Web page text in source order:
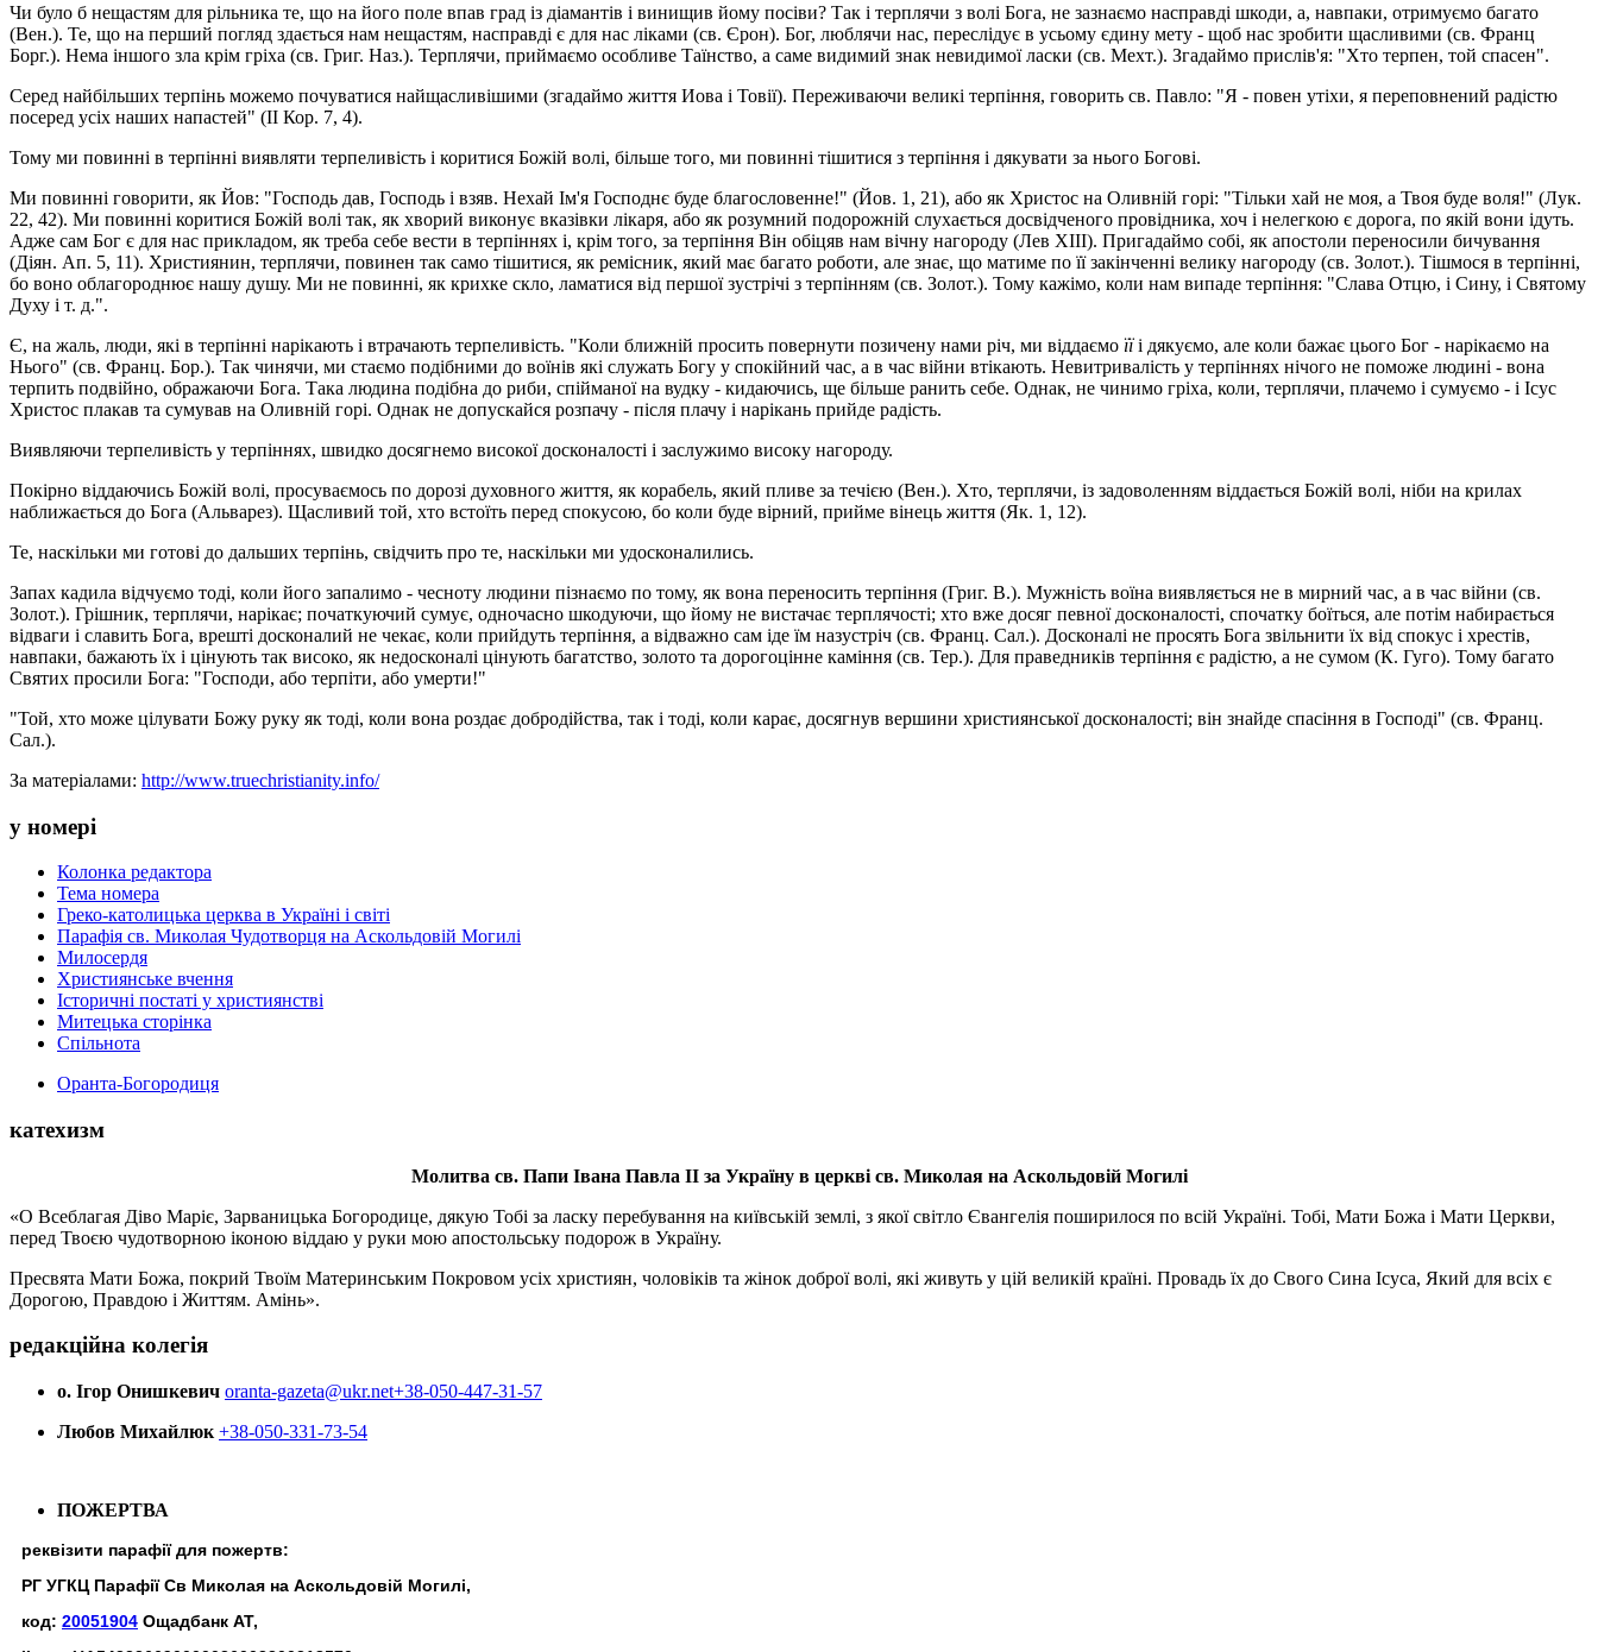
Чи було б нещастям для рільника те, що на його поле впав град із діамантів і винищив йому посіви? Так і терплячи з волі Бога, не зазнаємо насправді шкоди, а, навпаки, отримуємо багато
(Вен.). Те, що на перший погляд здається нам нещастям, насправді є для нас ліками (св. Єрон). Бог, люблячи нас, переслідує в усьому єдину мету - щоб нас зробити щасливими (св. Франц
Борг.). Нема іншого зла крім гріха (св. Григ. Наз.). Терплячи, приймаємо особливе Таїнство, а саме видимий знак невидимої ласки (св. Мехт.). Згадаймо прислів'я: "Хто терпен, той спасен".
Серед найбільших терпінь можемо почуватися найщасливішими (згадаймо життя Иова і Товії). Переживаючи великі терпіння, говорить св. Павло: "Я - повен утіхи, я переповнений радістю
посеред усіх наших напастей" (II Кор. 7, 4).
Тому ми повинні в терпінні виявляти терпеливість і коритися Божій волі, більше того, ми повинні тішитися з терпіння і дякувати за нього Богові.
Ми повинні говорити, як Йов: "Господь дав, Господь і взяв. Нехай Ім'я Господнє буде благословенне!" (Йов. 1, 21), або як Христос на Оливній горі: "Тільки хай не моя, а Твоя буде воля!" (Лук.
22, 42). Ми повинні коритися Божій волі так, як хворий виконує вказівки лікаря, або як розумний подо­рожній слухається досвідченого провідника, хоч і нелегкою є дорога, по якій вони ідуть.
Адже сам Бог є для нас прикладом, як треба себе вести в терпіннях і, крім того, за терпіння Він обіцяв нам вічну нагороду (Лев XIII). Пригадаймо собі, як апостоли переносили бичування
(Діян. Ап. 5, 11). Християнин, терплячи, повинен так само тішитися, як ремісник, який має багато роботи, але знає, що матиме по її закінченні велику нагороду (св. Золот.). Тішмося в терпінні,
бо воно облагороднює нашу душу. Ми не повинні, як крихке скло, ламатися від першої зустрічі з терпінням (св. Золот.). Тому кажімо, коли нам випаде терпіння: "Слава Отцю, і Сину, і Святому
Духу і т. д.".
Є, на жаль, люди, які в терпінні нарікають і втрачають терпеливість. "Коли ближній просить повернути позичену нами річ, ми віддаємо їїі дякуємо, але коли бажає цього Бог - нарікаємо на
Нього" (св. Франц. Бор.). Так чинячи, ми стаємо подібними до воїнів які служать Богу у спокійний час, а в час війни втікають. Невитривалість у терпіннях нічого не поможе людині - вона
терпить подвійно, ображаючи Бога. Така людина подібна до риби, спійманої на вудку - кидаючись, ще більше ранить себе. Однак, не чинимо гріха, коли, терплячи, плачемо і сумуємо - і Ісус
Христос плакав та сумував на Оливній горі. Однак не допускайся розпачу - після плачу і нарікань прийде радість.
Виявляючи терпеливість у терпіннях, швидко досягнемо високої досконалості і заслужимо високу нагороду.
Покірно віддаючись Божій волі, просуваємось по дорозі духовного життя, як корабель, який пливе за течією (Вен.). Хто, терплячи, із задоволенням віддається Божій волі, ніби на крилах
наближається до Бога (Альварез). Щасливий той, хто встоїть перед спокусою, бо коли буде вірний, прийме вінець життя (Як. 1, 12).
Те, наскільки ми готові до дальших терпінь, свідчить про те, наскільки ми удосконалились.
Запах кадила відчуємо тоді, коли його запалимо - чесноту людини пізнаємо по тому, як вона переносить терпіння (Григ. В.). Мужність воїна виявляється не в мирний час, а в час війни (св.
Золот.). Грішник, терплячи, нарікає; початкуючий сумує, одночасно шкодуючи, що йому не вистачає терплячості; хто вже досяг певної досконалості, спочатку боїться, але потім набирається
відваги і славить Бога, врешті досконалий не чекає, коли прийдуть терпіння, а відважно сам іде їм назустріч (св. Франц. Сал.). Досконалі не просять Бога звільнити їх від спокус і хрестів,
навпаки, бажають їх і цінують так високо, як недосконалі цінують багатство, золото та дорогоцінне каміння (св. Тер.). Для праведників терпіння є радістю, а не сумом (К. Гуго). Тому багато
Святих просили Бога: "Господи, або терпіти, або умерти!"
"Той, хто може цілувати Божу руку як тоді, коли вона роздає добродійства, так і тоді, коли карає, досягнув вершини християнської досконалості; він знайде спасіння в Господі" (св. Франц.
Сал.).
За матеріалами: http://www.truechristianity.info/
у номері
Колонка редактора
Тема номера
Греко-католицька церква в Україні і світі
Парафія св. Миколая Чудотворця на Аскольдовій Могилі
Милосердя
Християнське вчення
Історичні постаті у християнстві
Митецька сторінка
Спільнота
Оранта-Богородиця
катехизм
Молитва св. Папи Івана Павла ІІ за Україну в церкві св. Миколая на Аскольдовій Могилі
«О Всеблагая Діво Маріє, Зарваницька Богородице, дякую Тобі за ласку перебування на київській землі, з якої світло Євангелія поширилося по всій Україні. Тобі, Мати Божа і Мати Церкви,
перед Твоєю чудотворною іконою віддаю у руки мою апостольську подорож в Україну.
Пресвята Мати Божа, покрий Твоїм Материнським Покровом усіх християн, чоловіків та жінок доброї волі, які живуть у цій великій країні. Провадь їх до Свого Сина Ісуса, Який для всіх є
Дорогою, Правдою і Життям. Амінь».
редакційна колегія
о. Ігор Онишкевич oranta-gazeta@ukr.net+38-050-447-31-57
Любов Михайлюк +38-050-331-73-54
ПОЖЕРТВА
реквізити парафії для пожертв:
РГ УГКЦ Парафії Св Миколая на Аскольдовій Могилі,
код: 20051904 Ощадбанк АТ,